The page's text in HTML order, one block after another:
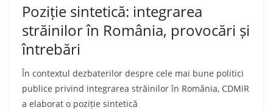
Poziție sintetică: integrarea
străinilor în România, provocări și
întrebări
În contextul dezbaterilor despre cele mai bune politici
publice privind integrarea străinilor în România, CDMiR
a elaborat o poziție sintetică